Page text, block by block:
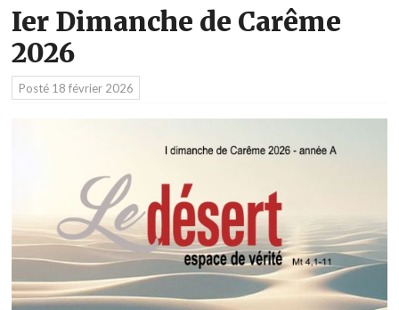
News
Ressources
Media
Ier Dimanche de Carême
2026
Posté 18 février 2026